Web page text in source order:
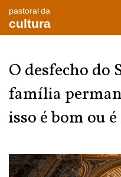
pastoral da
cultura
O desfecho do
família
isso é bom ou